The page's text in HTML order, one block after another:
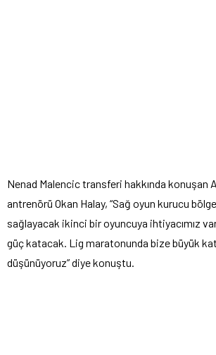
Nenad Malencic transferi hakkında konuşan
antrenörü Okan Halay, “Sağ oyun kurucu
sağlayacak ikinci bir oyuncuya ihtiyacımız
güç katacak. Lig maratonunda bize büyük
düşünüyoruz” diye konuştu.